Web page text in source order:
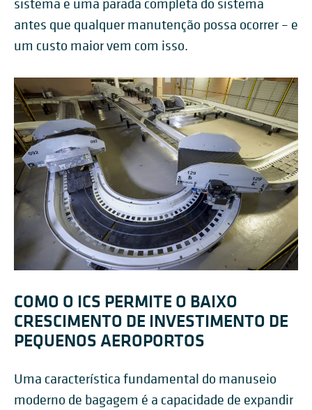
sistema e uma parada completa do sistema
antes que qualquer manutenção possa ocorrer – e
um custo maior vem com isso.
COMO O ICS PERMITE O BAIXO
CRESCIMENTO DE INVESTIMENTO DE
PEQUENOS AEROPORTOS
Uma característica fundamental do manuseio
moderno de bagagem é a capacidade de expandir